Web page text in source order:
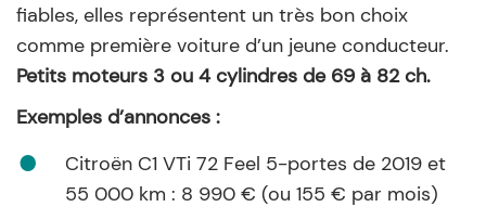
fiables, elles représentent un très bon choix
comme première voiture d’un jeune conducteur.
Petits moteurs 3 ou 4 cylindres de 69 à 82 ch.
Exemples d’annonces :
Citroën C1 VTi 72 Feel 5-portes de 2019 et
55 000 km : 8 990 € (ou 155 € par mois)